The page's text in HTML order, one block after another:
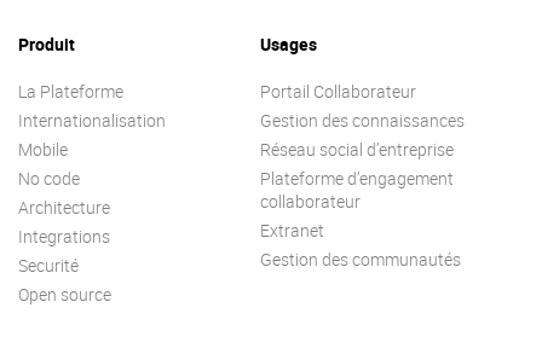
Produit
La Plateforme
Internationalisation
Mobile
No code
Architecture
Integrations
Securité
Open source
Usages
Portail Collaborateur
Gestion des connaissances
Réseau social d’entreprise
Plateforme d’engagement
collaborateur
Extranet
Gestion des communautés